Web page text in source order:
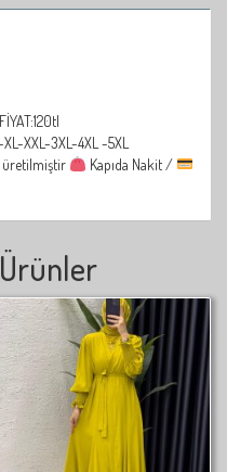
XXL-3XL-4XL -5XL
üretilmiştir
Kapıda Nakit /